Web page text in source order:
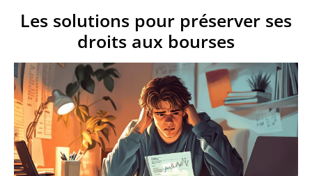
Les solutions pour préserver ses
droits aux bourses